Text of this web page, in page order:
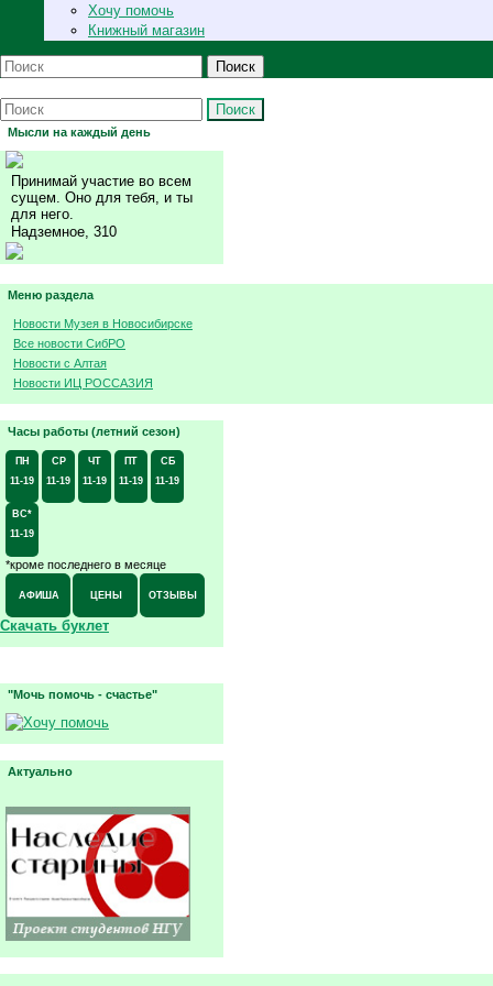
Хочу помочь
Книжный магазин
Поиск
Поиск
Мысли на каждый день
Принимай участие во всем
сущем. Оно для тебя, и ты
для него.
Надземное, 310
Меню раздела
Новости Музея в Новосибирске
Все новости СибРО
Новости с Алтая
Новости ИЦ РОССАЗИЯ
Часы работы (летний сезон)
ПН
11-19
СР
11-19
ЧТ
11-19
ПТ
11-19
СБ
11-19
ВС*
11-19
*кроме последнего в месяце
АФИША ЦЕНЫ ОТЗЫВЫ
Скачать буклет
"Мочь помочь - счастье"
Актуально